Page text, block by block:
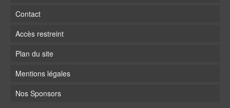
Contact
Accès restreint
Plan du site
Mentions légales
Nos Sponsors